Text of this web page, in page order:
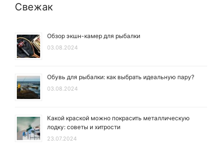
Свежак
Обзор экшн-камер для рыбалки
03.08.2024
Обувь для рыбалки: как выбрать идеальную пару?
03.08.2024
Какой краской можно покрасить металлическую
лодку: советы и хитрости
23.07.2024